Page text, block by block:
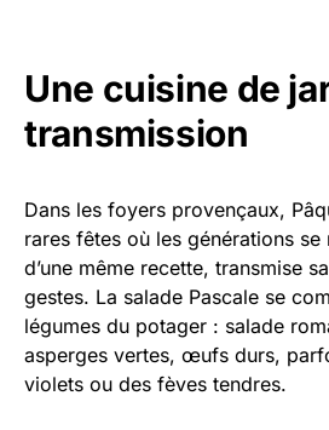
Une cuisine de
transmission
Dans les foyers provençaux,
rares fêtes où les générations
d’une même recette, transmise
gestes. La salade Pascale se
légumes du potager : salade
asperges vertes, œufs durs,
violets ou des fèves tendres.